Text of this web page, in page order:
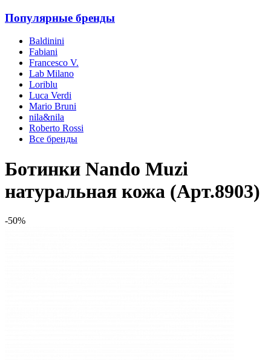
Популярные бренды
Baldinini
Fabiani
Francesco V.
Lab Milano
Loriblu
Luca Verdi
Mario Bruni
nila&nila
Roberto Rossi
Все бренды
Ботинки Nando Muzi
натуральная кожа (Арт.8903)
-50%